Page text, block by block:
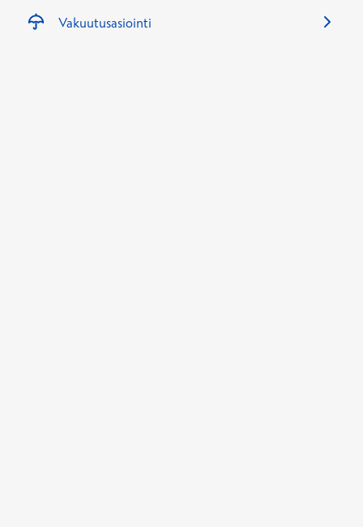
Vakuutusasiointi